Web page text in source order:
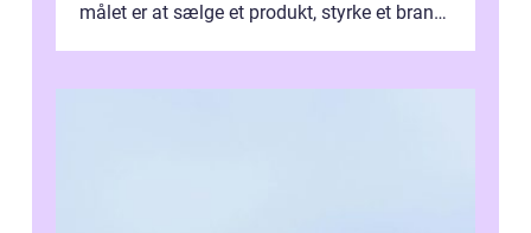
målet er at sælge et produkt, styrke et brand,